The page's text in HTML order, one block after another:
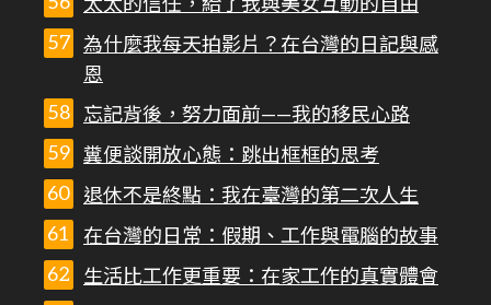
太太的信任，給了我與美女互動的自由
為什麼我每天拍影片？在台灣的日記與感
恩
忘記背後，努力面前——我的移民心路
糞便談開放心態：跳出框框的思考
退休不是終點：我在臺灣的第二次人生
在台灣的日常：假期、工作與電腦的故事
生活比工作更重要：在家工作的真實體會